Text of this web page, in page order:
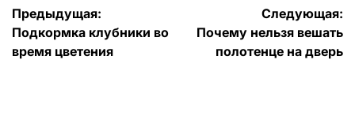
Навигация
по
Предыдущая:
Подкормка клубники во
время цветения
Следующая:
Почему нельзя вешать
полотенце на дверь